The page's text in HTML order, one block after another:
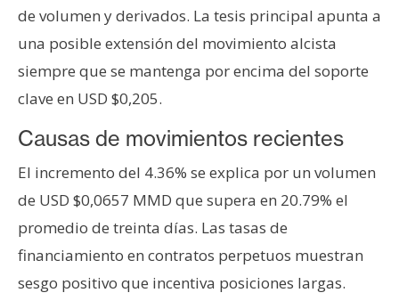
n
s
a
T
m
a
s
R
de volumen y derivados. La tesis principal apunta a
una posible extensión del movimiento alcista
siempre que se mantenga por encima del soporte
clave en USD $0,205.
Causas de movimientos recientes
El incremento del 4.36% se explica por un volumen
de USD $0,0657 MMD que supera en 20.79% el
promedio de treinta días. Las tasas de
financiamiento en contratos perpetuos muestran
sesgo positivo que incentiva posiciones largas.